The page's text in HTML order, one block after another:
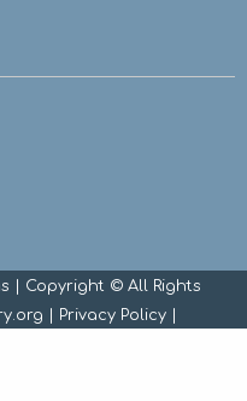
| Copyright © All Rights
| Privacy Policy